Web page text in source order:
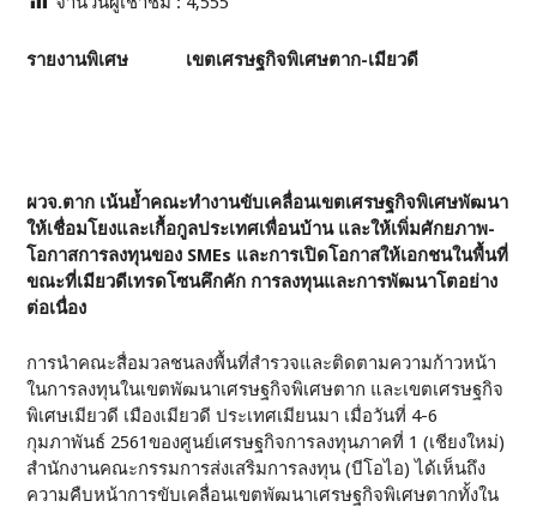
รายงานพิเศษ เขตเศรษฐกิจพิเศษตาก-เมียวดี
ผวจ.ตาก เน้นย้ำคณะทำงานขับเคลื่อนเขตเศรษฐกิจพิเศษพัฒนา
ให้เชื่อมโยงและเกื้อกูลประเทศเพื่อนบ้าน และให้เพิ่มศักยภาพ-
โอกาสการลงทุนของ SMEs และการเปิดโอกาสให้เอกชนในพื้นที่
ขณะที่เมียวดีเทรดโซนคึกคัก การลงทุนและการพัฒนาโตอย่าง
ต่อเนื่อง
การนำคณะสื่อมวลชนลงพื้นที่สำรวจและติดตามความก้าวหน้า
ในการลงทุนในเขตพัฒนาเศรษฐกิจพิเศษตาก และเขตเศรษฐกิจ
พิเศษเมียวดี เมืองเมียวดี ประเทศเมียนมา เมื่อวันที่ 4-6
กุมภาพันธ์ 2561ของศูนย์เศรษฐกิจการลงทุนภาคที่ 1 (เชียงใหม่)
สำนักงานคณะกรรมการส่งเสริมการลงทุน (บีโอไอ) ได้เห็นถึง
ความคืบหน้าการขับเคลื่อนเขตพัฒนาเศรษฐกิจพิเศษตากทั้งใน